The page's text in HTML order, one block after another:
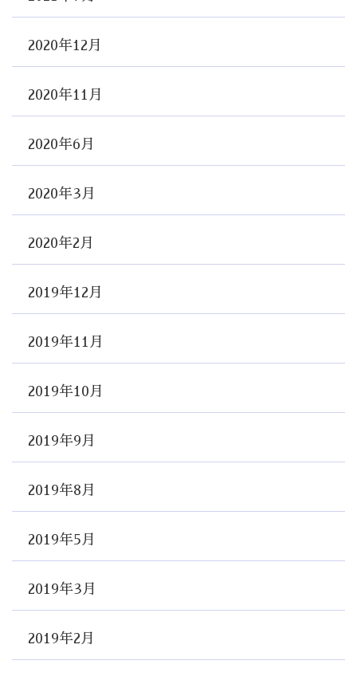
2020年12月
2020年11月
2020年6月
2020年3月
2020年2月
2019年12月
2019年11月
2019年10月
2019年9月
2019年8月
2019年5月
2019年3月
2019年2月